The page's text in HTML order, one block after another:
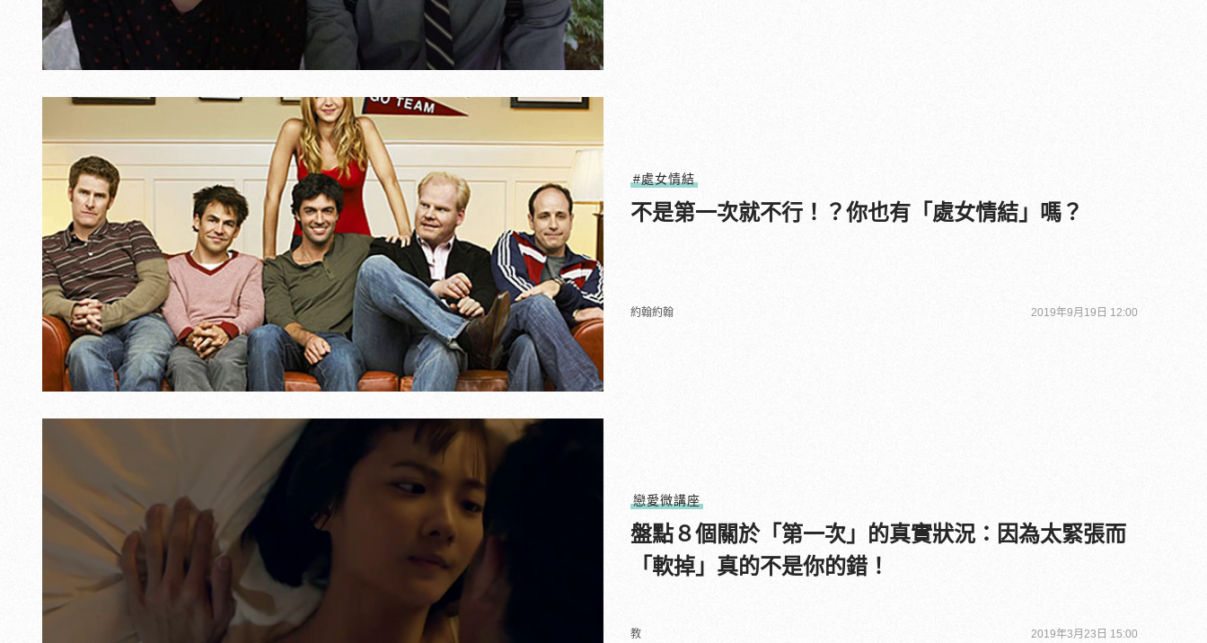
#處女情結
不是第一次就不行！？你也有「處女情結」嗎？
約翰約翰 2019年9月19日 12:00
戀愛微講座
盤點８個關於「第一次」的真實狀況：因為太緊張而
「軟掉」真的不是你的錯！
教 2019年3月23日 15:00